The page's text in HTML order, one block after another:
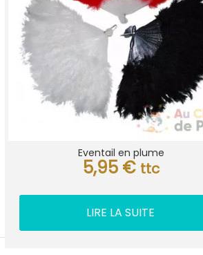
Eventail en plume
5,95 € ttc
LIRE LA SUITE